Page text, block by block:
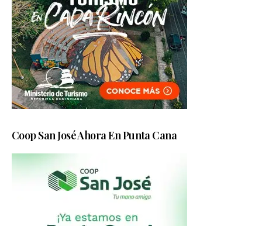
Coop San José Ahora En Punta Cana